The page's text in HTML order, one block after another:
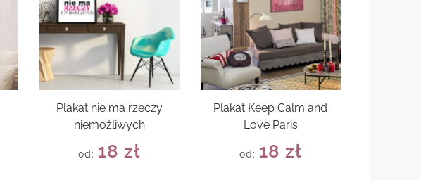
Plakat nie ma rzeczy
niemożliwych
od: 18zł
Plakat Keep Calm and
Love Paris
od: 18zł